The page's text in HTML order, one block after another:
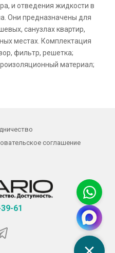
и отведения жидкости в
Они предназначены для
санузлах квартир,
местах. Комплектация
фильтр, решетка;
материал;
соглашение
61